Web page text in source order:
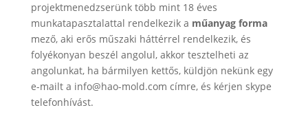
projektmenedzserünk több mint 18 éves
munkatapasztalattal rendelkezik a műanyag forma
mező, aki erős műszaki háttérrel rendelkezik, és
folyékonyan beszél angolul, akkor tesztelheti az
angolunkat, ha bármilyen kettős, küldjön nekünk egy
e-mailt a info@hao-mold.com címre, és kérjen skype
telefonhívást.